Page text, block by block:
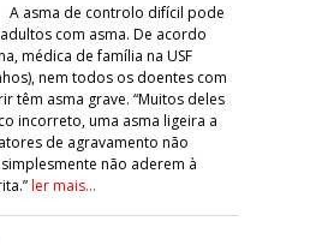
A asma de controlo difícil pode
com asma. De acordo
médica de família na USF
nem todos os doentes com
têm asma grave. “Muitos deles
incorreto, uma asma ligeira a
de agravamento não
não aderem à
ler mais...